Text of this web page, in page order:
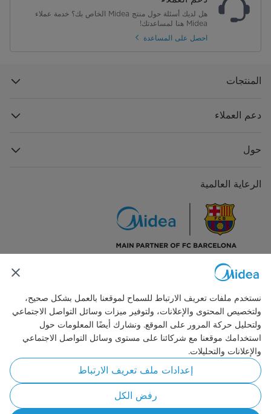
هل لديك أسئلة حول منتج Midea الخاص بك؟ خدمة عملاء
Midea هنا لمساعدتك!
احصل على المساعدة
المنتجات
دعم العملاء
حول
الرعاية العالمية
Simply ideal
حقوق النشر © 2026 مايديا. جميع الحقوق محفوظة.
سياسة الخصوصيةشروط الاستخدامالموافقة على استخدام ملفات تعريف الارتباط
نستخدم ملفات تعريف الارتباط للسماح لموقعنا بالعمل بشكل صحيح،
ولتخصيص المحتوى والإعلانات، ولتوفير ميزات وسائل التواصل الاجتماعي
ولتحليل حركة المرور على الموقع. ونشارك أيضًا المعلومات حول
استخدامك موقعنا مع شركائنا على مستوى وسائل التواصل الاجتماعي
والإعلانات والتحليلات.
إعدادات ملف تعريف الارتباط
رفض الكل